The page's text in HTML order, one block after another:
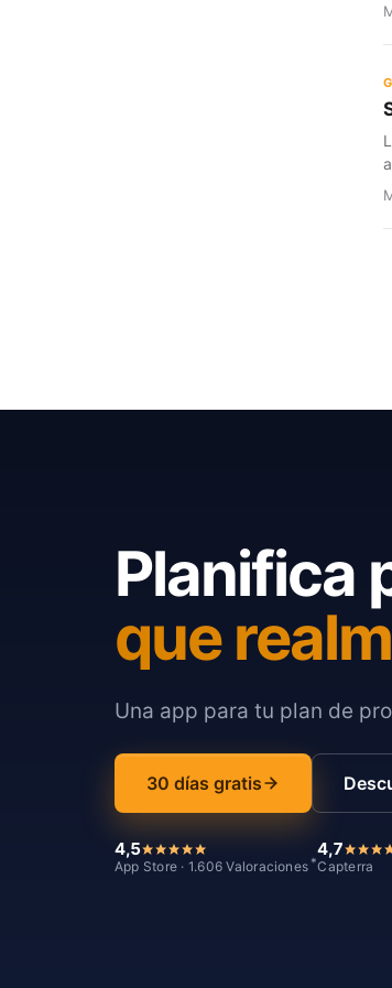
Planifica
que
Una app para tu plan de
30 días gratis
4,5
App Store · 1.606 Valoraciones *
4,7
Capterra